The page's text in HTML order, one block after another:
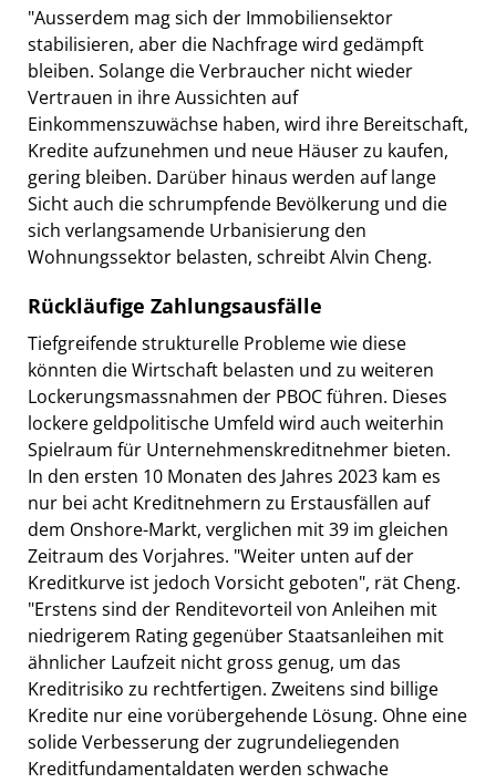
"Ausserdem mag sich der Immobiliensektor
stabilisieren, aber die Nachfrage wird gedämpft
bleiben. Solange die Verbraucher nicht wieder
Vertrauen in ihre Aussichten auf
Einkommenszuwächse haben, wird ihre Bereitschaft,
Kredite aufzunehmen und neue Häuser zu kaufen,
gering bleiben. Darüber hinaus werden auf lange
Sicht auch die schrumpfende Bevölkerung und die
sich verlangsamende Urbanisierung den
Wohnungssektor belasten, schreibt Alvin Cheng.
Rückläufige Zahlungsausfälle
Tiefgreifende strukturelle Probleme wie diese
könnten die Wirtschaft belasten und zu weiteren
Lockerungsmassnahmen der PBOC führen. Dieses
lockere geldpolitische Umfeld wird auch weiterhin
Spielraum für Unternehmenskreditnehmer bieten.
In den ersten 10 Monaten des Jahres 2023 kam es
nur bei acht Kreditnehmern zu Erstausfällen auf
dem Onshore-Markt, verglichen mit 39 im gleichen
Zeitraum des Vorjahres. "Weiter unten auf der
Kreditkurve ist jedoch Vorsicht geboten", rät Cheng.
"Erstens sind der Renditevorteil von Anleihen mit
niedrigerem Rating gegenüber Staatsanleihen mit
ähnlicher Laufzeit nicht gross genug, um das
Kreditrisiko zu rechtfertigen. Zweitens sind billige
Kredite nur eine vorübergehende Lösung. Ohne eine
solide Verbesserung der zugrundeliegenden
Kreditfundamentaldaten werden schwache